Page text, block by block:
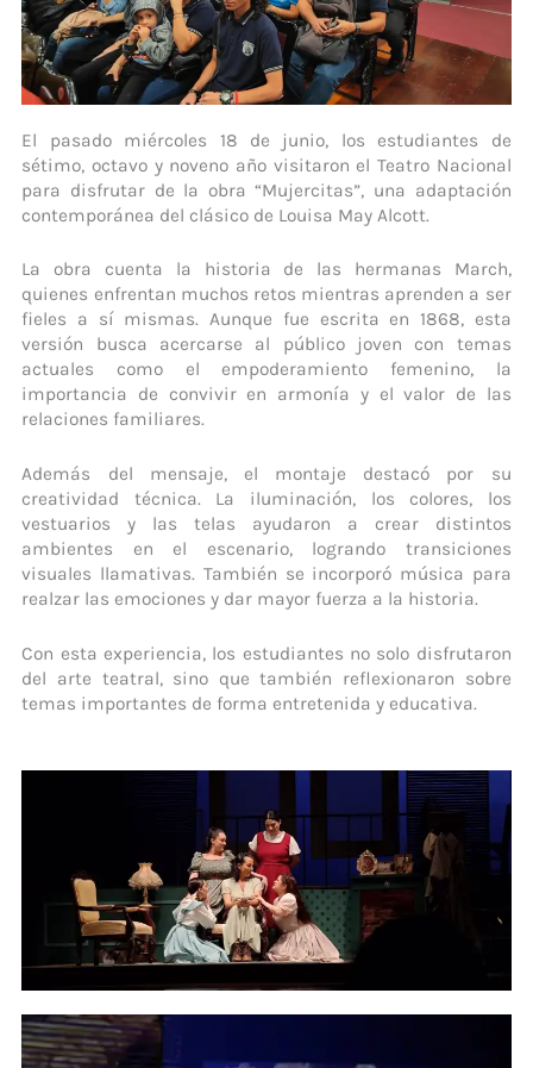
El pasado miércoles 18 de junio, los estudiantes de
sétimo, octavo y noveno año visitaron el Teatro Nacional
para disfrutar de la obra “Mujercitas”, una adaptación
contemporánea del clásico de Louisa May Alcott.
La obra cuenta la historia de las hermanas March,
quienes enfrentan muchos retos mientras aprenden a ser
fieles a sí mismas. Aunque fue escrita en 1868, esta
versión busca acercarse al público joven con temas
actuales como el empoderamiento femenino, la
importancia de convivir en armonía y el valor de las
relaciones familiares.
Además del mensaje, el montaje destacó por su
creatividad técnica. La iluminación, los colores, los
vestuarios y las telas ayudaron a crear distintos
ambientes en el escenario, logrando transiciones
visuales llamativas. También se incorporó música para
realzar las emociones y dar mayor fuerza a la historia.
Con esta experiencia, los estudiantes no solo disfrutaron
del arte teatral, sino que también reflexionaron sobre
temas importantes de forma entretenida y educativa.